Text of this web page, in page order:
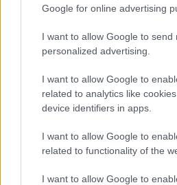
Google for online advertising
I want to allow Google to send
personalized advertising.
I want to allow Google to
related to analytics like
device identifiers in apps.
I want to allow Google to
related to functionality of the
I want to allow Google to
Középpontban a hagyományőrzés,